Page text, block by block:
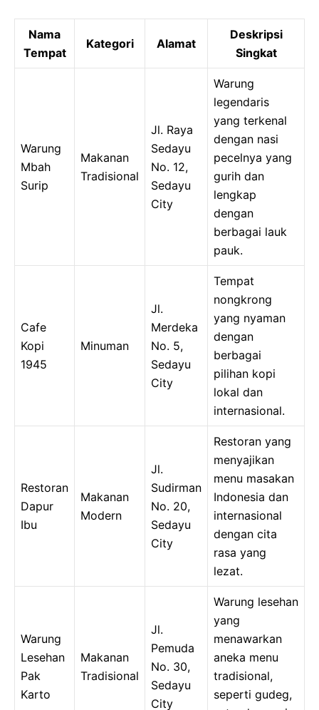
Nama
Tempat
Kategori Alamat
Deskripsi
Singkat
Warung
Mbah
Surip
Makanan
Tradisional
Jl. Raya
Sedayu
No. 12,
Sedayu
City
Warung
legendaris
yang terkenal
dengan nasi
pecelnya yang
gurih dan
lengkap
dengan
berbagai lauk
pauk.
Cafe
Kopi
1945
Minuman
Jl.
Merdeka
No. 5,
Sedayu
City
Tempat
nongkrong
yang nyaman
dengan
berbagai
pilihan kopi
lokal dan
internasional.
Restoran
Dapur
Ibu
Makanan
Modern
Jl.
Sudirman
No. 20,
Sedayu
City
Restoran yang
menyajikan
menu masakan
Indonesia dan
internasional
dengan cita
rasa yang
lezat.
Warung
Lesehan
Pak
Karto
Makanan
Tradisional
Jl.
Pemuda
No. 30,
Sedayu
City
Warung lesehan
yang
menawarkan
aneka menu
tradisional,
seperti gudeg,